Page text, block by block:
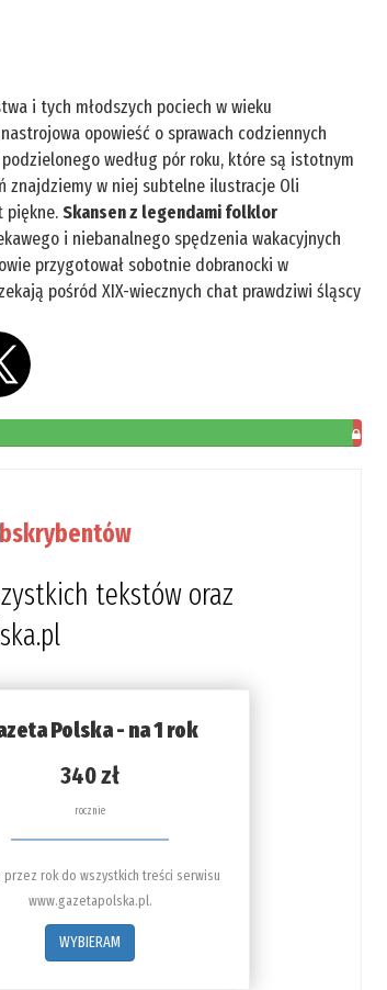
i tych młodszych pociech w wieku
opowieść o sprawach codziennych
według pór roku, które są istotnym
znajdziemy w niej subtelne ilustracje Oli
piękne.Skansen z legendami folklor
i niebanalnego spędzenia wakacyjnych
przygotował sobotnie dobranocki w
pośród XIX-wiecznych chat prawdziwi śląscy
tekstów oraz
Polska - na 1 rok
340 zł
rocznie
przez rok do wszystkich treści serwisu
www.gazetapolska.pl.
WYBIERAM